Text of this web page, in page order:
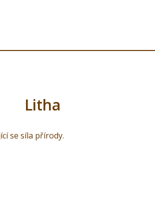
Litha
se síla přírody.